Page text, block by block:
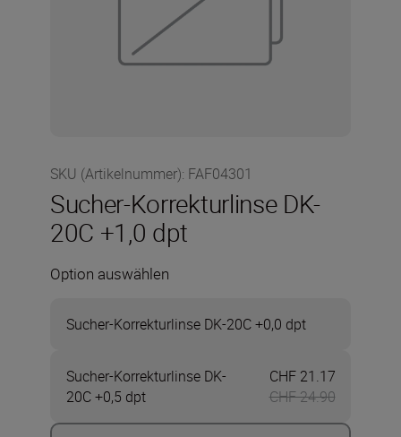
SKU (Artikelnummer): FAF04301
Sucher-Korrekturlinse DK-
20C +1,0 dpt
Option auswählen
Sucher-Korrekturlinse DK-20C +0,0 dpt
Sucher-Korrekturlinse DK-
20C +0,5 dpt
Jetzt CHF
CHF 21.17
CHF 24.90